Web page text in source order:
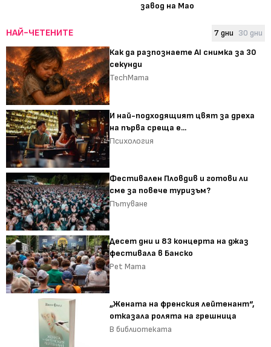
завод на Мао
НАЙ-ЧЕТЕНИТЕ 7 дни 30 дни
Как да разпознаете AI снимка за 30
секунди
TechMama
И най-подходящият цвят за дреха
на първа среща е...
Психология
Фестивален Пловдив и готови ли
сме за повече туризъм?
Пътуване
Десет дни и 83 концерта на джаз
фестивала в Банско
Pet Mama
„Жената на френския лейтенант“,
отказала ролята на грешница
В библиотеката